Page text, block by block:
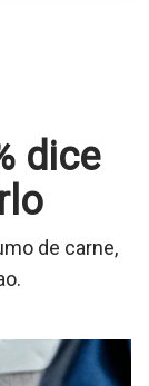
dice
de carne,